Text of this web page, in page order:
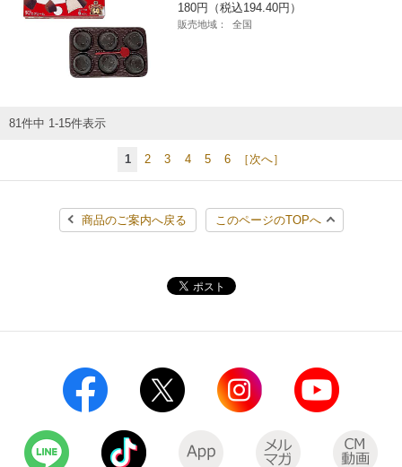
180円（税込194.40円）
販売地域： 全国
81件中 1-15件表示
1 2 3 4 5 6 ［次へ］
商品のご案内へ戻る このページのTOPへ